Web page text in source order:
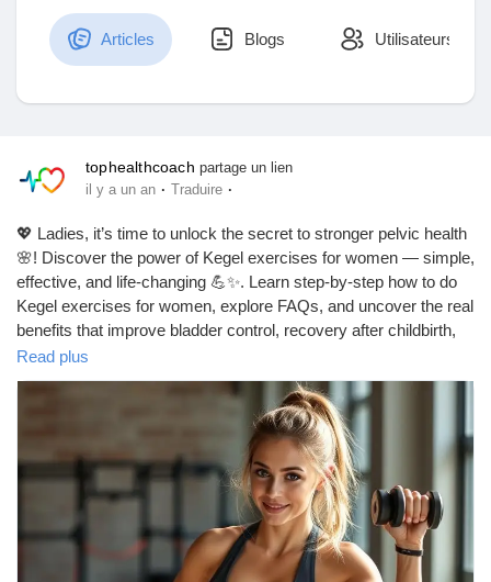
Mes Articles
Découvrir Groupes
Mes groupes
Découvrir Pages
Pages aimées
Articles Blogs Utilisateurs
tophealthcoach partage un lien
il y a un an · Traduire ·
💖 Ladies, it’s time to unlock the secret to stronger pelvic health
🌸! Discover the power of Kegel exercises for women — simple,
effective, and life-changing 💪✨. Learn step-by-step how to do
Kegel exercises for women, explore FAQs, and uncover the real
benefits that improve bladder control, recovery after childbirth,
and even intimacy 💕. Start today — because your pelvic floor
deserves the best care 🌿.
https://tophealthcoach.blog/kegel_exercises_for_women/
#kegelworkout #kegelexercisesforwomen #pelvicfloor
#womenshealth #pelvichealth
#postpartumrecovery
#strongwomen
#selfcare #intimacytips #healthylifestyle
#corestrength
#pelvicfloorhealth #pregnancytips #newmomlife
#pelvicfloorworkout #howtokegel #fitnessforwomen
Read plus